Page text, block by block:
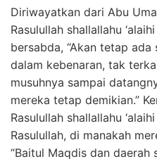
Diriwayatkan dari Abu
Rasulullah shallallahu
bersabda, “Akan tetap
dalam kebenaran, tak
musuhnya sampai
mereka tetap demikian.”
Rasulullah shallallahu
Rasulullah, di manakah
“Baitul Maqdis dan daerah